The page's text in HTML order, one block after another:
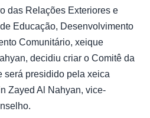
das Relações Exteriores e
Educação, Desenvolvimento
Comunitário, xeique
decidiu criar o Comitê da
será presidido pela xeica
Zayed Al Nahyan, vice-